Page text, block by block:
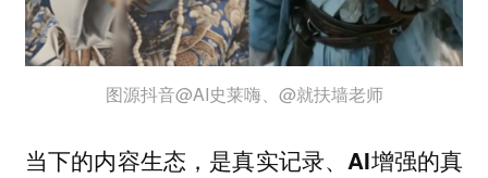
图源抖音@AI史莱嗨、@就扶墙老师
当下的内容生态，是真实记录、AI增强的真